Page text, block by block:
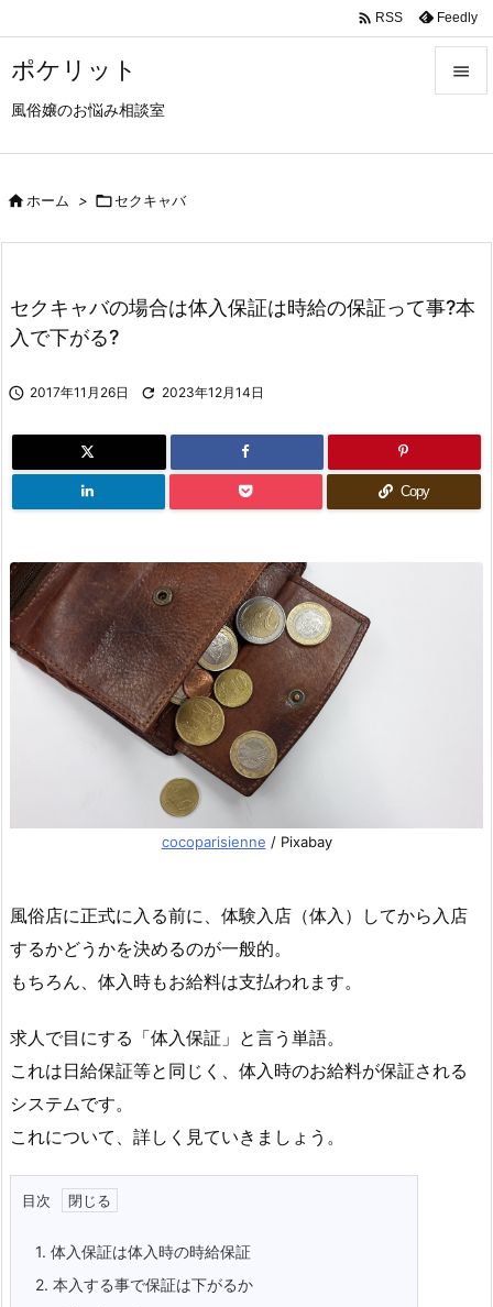
ポケリット
風俗嬢のお悩み相談室

次へ
 RSS Feedly
ホーム > セクキャバ
セクキャバの場合は体入保証は時給の保証って事?本
入で下がる?
 2017年11月26日  2023年12月14日
Copy
cocoparisienne / Pixabay
風俗店に正式に入る前に、体験入店（体入）してから入店
するかどうかを決めるのが一般的。
もちろん、体入時もお給料は支払われます。
求人で目にする「体入保証」と言う単語。
これは日給保証等と同じく、体入時のお給料が保証される
システムです。
これについて、詳しく見ていきましょう。
目次
1. 体入保証は体入時の時給保証
2. 本入する事で保証は下がるか